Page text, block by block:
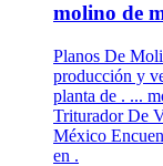
molino de
Planos De
producción y
planta de . ...
Triturador De
México
en .